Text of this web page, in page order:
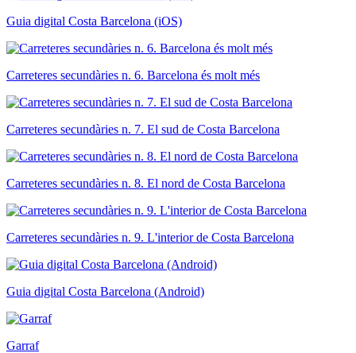
Guia digital Costa Barcelona (iOS)
Carreteres secundàries n. 6. Barcelona és molt més
Carreteres secundàries n. 7. El sud de Costa Barcelona
Carreteres secundàries n. 8. El nord de Costa Barcelona
Carreteres secundàries n. 9. L'interior de Costa Barcelona
Guia digital Costa Barcelona (Android)
Garraf